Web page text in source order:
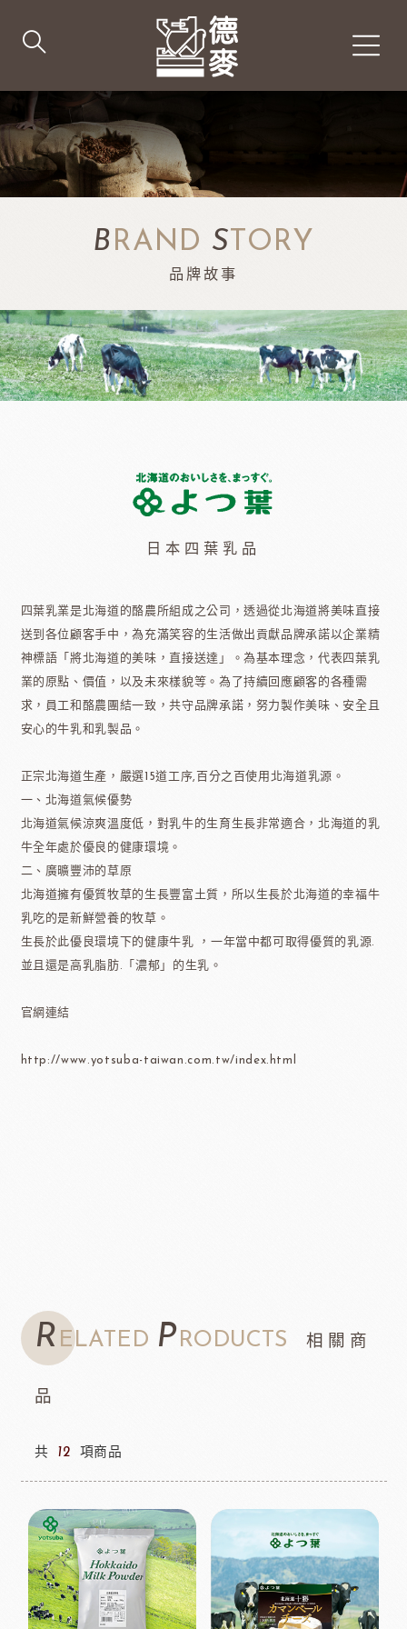
BRAND S TORY
品牌故事
日本四葉乳品
四葉乳業是北海道的酪農所組成之公司，透過從北海道將美味直接
送到各位顧客手中，為充滿笑容的生活做出貢獻品牌承諾以企業精
神標語「將北海道的美味，直接送達」。為基本理念，代表四葉乳
業的原點、價值，以及未來樣貌等。為了持續回應顧客的各種需
求，員工和酪農團結一致，共守品牌承諾，努力製作美味、安全且
安心的牛乳和乳製品。
正宗北海道生產，嚴選15道工序,百分之百使用北海道乳源。
一、北海道氣候優勢
北海道氣候涼爽溫度低，對乳牛的生育生長非常適合，北海道的乳
牛全年處於優良的健康環境。
二、廣曠豐沛的草原
北海道擁有優質牧草的生長豐富土質，所以生長於北海道的幸福牛
乳吃的是新鮮營養的牧草。
生長於此優良環境下的健康牛乳 ，一年當中都可取得優質的乳源.
並且還是高乳脂肪.「濃郁」的生乳。
官網連結
http://www.yotsuba-taiwan.com.tw/index.html
R ELATED P RODUCTS 相關商
品
共 12 項商品